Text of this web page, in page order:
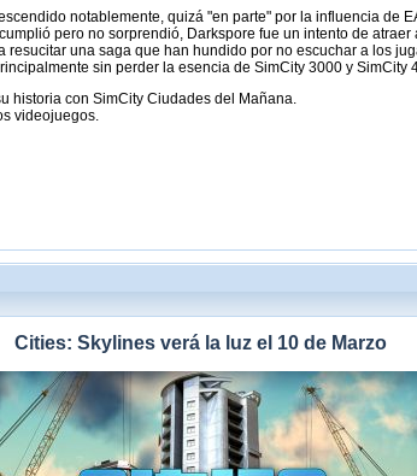
notablemente, quizá "en parte" por la influencia de
pero no sorprendió, Darkspore fue un intento de
una saga que han hundido por no escuchar a los
sin perder la esencia de SimCity 3000 y SimCity
historia con SimCity Ciudades del Mañana.
videojuegos.
Cities: Skylines verá la luz el 10 de Marzo